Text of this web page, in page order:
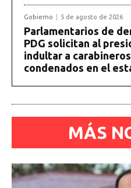
Gobierno 5 de agosto de 2026
Parlamentarios de
PDG solicitan al
indultar a
condenados en el
MÁS